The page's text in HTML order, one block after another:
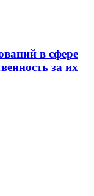
в сфере
за их